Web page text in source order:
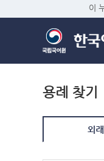
이
용례 찾기
외